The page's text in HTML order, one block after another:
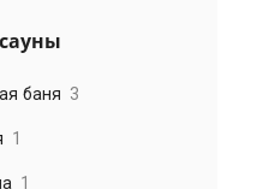
баня 3
1
1